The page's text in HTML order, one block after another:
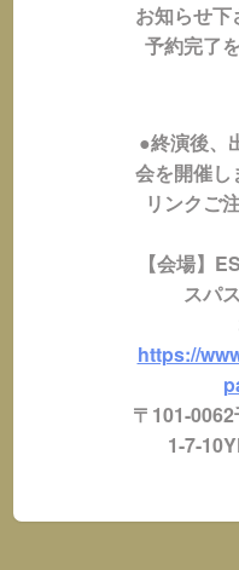
お知らせ下
予約完了
●終演後、
会を開催し
リンクご
【会場】
スパ
https://
〒101-
1-7-